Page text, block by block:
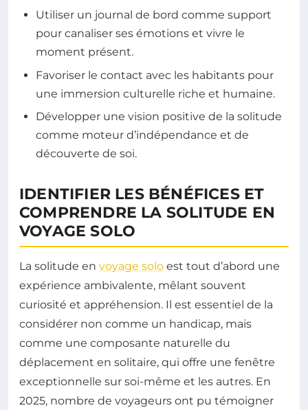
Utiliser un journal de bord comme support
pour canaliser ses émotions et vivre le
moment présent.
Favoriser le contact avec les habitants pour
une immersion culturelle riche et humaine.
Développer une vision positive de la solitude
comme moteur d’indépendance et de
découverte de soi.
IDENTIFIER LES BÉNÉFICES ET
COMPRENDRE LA SOLITUDE EN
VOYAGE SOLO
La solitude en voyage solo est tout d’abord une
expérience ambivalente, mêlant souvent
curiosité et appréhension. Il est essentiel de la
considérer non comme un handicap, mais
comme une composante naturelle du
déplacement en solitaire, qui offre une fenêtre
exceptionnelle sur soi-même et les autres. En
2025, nombre de voyageurs ont pu témoigner